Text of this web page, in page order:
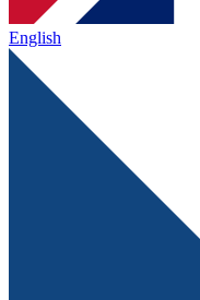
English